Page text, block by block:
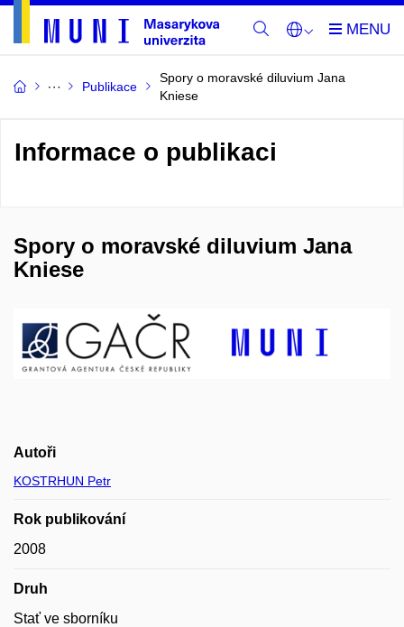
Publikace
Spory o moravské diluvium Jana
Kniese
Informace o publikaci
Spory o moravské diluvium Jana
Kniese
Autoři
KOSTRHUN Petr
Rok publikování
2008
Druh
Stať ve sborníku